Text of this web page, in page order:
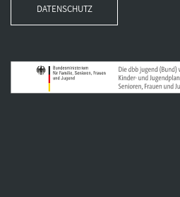
DATENSCHUTZ